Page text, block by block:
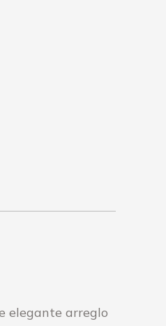
elegante arreglo